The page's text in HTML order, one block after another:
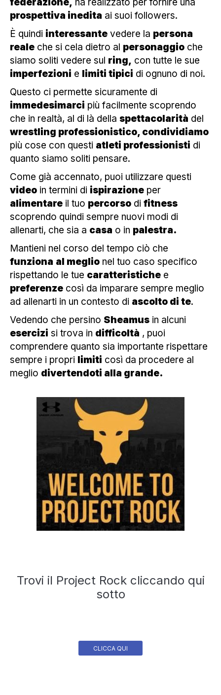
prospettiva inedita ai suoi followers.
È quindi interessante vedere la persona
reale che si cela dietro al personaggio che
siamo soliti vedere sul ring, con tutte le sue
imperfezioni e limiti tipici di ognuno di noi.
Questo ci permette sicuramente di
immedesimarci più facilmente scoprendo
che in realtà, al di là della spettacolarità del
wrestling professionistico, condividiamo
più cose con questi atleti professionisti di
quanto siamo soliti pensare.
Come già accennato, puoi utilizzare questi
video in termini di ispirazione per
alimentare il tuo percorso di fitness
scoprendo quindi sempre nuovi modi di
allenarti, che sia a casa o in palestra.
Mantieni nel corso del tempo ciò che
funziona al meglio nel tuo caso specifico
rispettando le tue caratteristiche e
preferenze così da imparare sempre meglio
ad allenarti in un contesto di ascolto di te.
Vedendo che persino Sheamus in alcuni
esercizi si trova in difficoltà , puoi
comprendere quanto sia importante rispettare
sempre i propri limiti così da procedere al
meglio divertendoti alla grande.
Trovi il Project Rock cliccando qui
sotto
CLICCA QUI